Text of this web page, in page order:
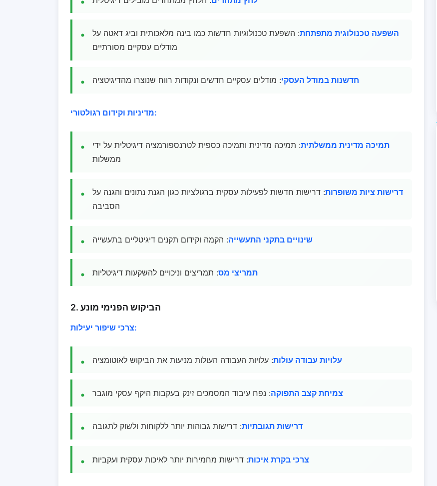
השפעה טכנולוגית מתפתחת: השפעת טכנולוגיות חדשות כמו בינה מלאכותית וביג דאטה על
מודלים עסקיים מסורתיים
חדשנות במודל העסקי: מודלים עסקיים חדשים ונקודות רווח שנוצרו מהדיגיטציה
מדיניות וקידום רגולטורי:
תמיכה מדינית ממשלתית: תמיכה מדינית ותמיכה כספית לטרנספורמציה דיגיטלית על ידי
ממשלות
דרישות ציות משופרות: דרישות חדשות לפעילות עסקית ברגולציות כגון הגנת נתונים והגנה על
הסביבה
שינויים בתקני התעשייה: הקמה וקידום תקנים דיגיטליים בתעשייה
תמריצי מס: תמריצים וניכויים להשקעות דיגיטליות
2. הביקוש הפנימי מונע
צרכי שיפור יעילות:
עלויות עבודה עולות: עלויות העבודה העולות מניעות את הביקוש לאוטומציה
צמיחת קצב התפוקה: נפח עיבוד המסמכים זינק בעקבות היקף עסקי מוגבר
דרישות תגובתיות: דרישות גבוהות יותר ללקוחות ולשוק לתגובה
צרכי בקרת איכות: דרישות מחמירות יותר לאיכות עסקית ועקביות